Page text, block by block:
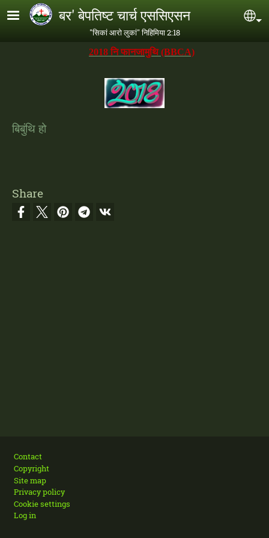
Skip to main contentबर' बेपतिष्ट चार्च एससिएसन
"सिकां आरो लुकां" निहिमिया 2:18
2018 नि फानजामुथि(BBCA)
बिबुंथि हो
Share
Contact
Copyright
Site map
Privacy policy
Cookie settings
Log in